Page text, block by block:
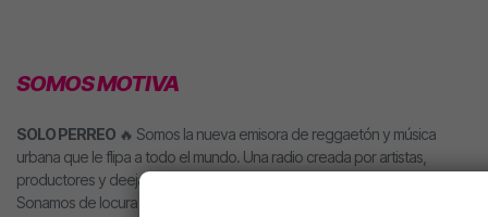
SOMOS MOTIVA
SOLO PERREO 🔥 Somos la nueva emisora de reggaetón y música
urbana que le flipa a todo el mundo. Una radio creada por artistas,
productores y deejays para hacerte llegar directamente nuestra música.
Sonamos de locura y nuestros locutores son la mar de majos.